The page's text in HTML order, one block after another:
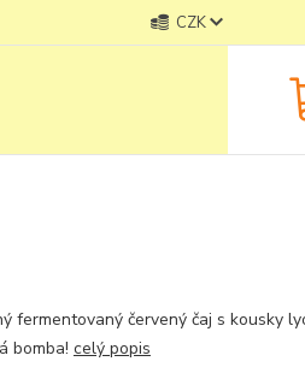
CZK
fermentovaný červený čaj s kousky
bomba! celý popis